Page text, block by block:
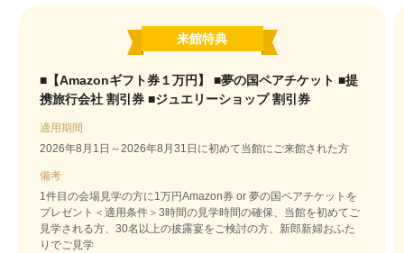
来館特典
■【Amazonギフト券１万円】 ■夢の国ペアチケット ■提
携旅行会社 割引券 ■ジュエリーショップ 割引券
適用期間
2026年8月1日～2026年8月31日に初めて当館にご来館された方
備考
1件目の会場見学の方に1万円Amazon券 or 夢の国ペアチケットを
プレゼント＜適用条件＞3時間の見学時間の確保、当館を初めてご
見学される方、30名以上の披露宴をご検討の方、新郎新婦おふた
りでご見学